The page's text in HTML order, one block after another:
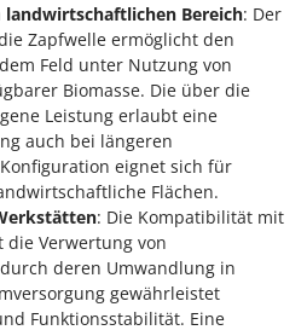
Bereich: Der
Zapfwelle ermöglicht den
Feld unter Nutzung von
Biomasse. Die über die
Leistung erlaubt eine
auch bei längeren
eignet sich für
Flächen.
: Die Kompatibilität mit
die Verwertung von
deren Umwandlung in
gewährleistet
Funktionsstabilität. Eine